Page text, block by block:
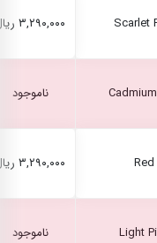
۳,۲۹۰,۰۰۰ ریال
ناموجود
۳,۲۹۰,۰۰۰ ریال
ناموجود